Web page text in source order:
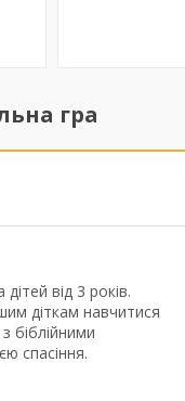
гра
від 3 років.
діткам навчитися
біблійними
спасіння.